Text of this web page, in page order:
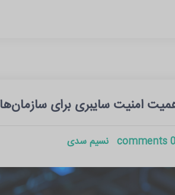
امنیت سایبری برای
0 نسیم سدی